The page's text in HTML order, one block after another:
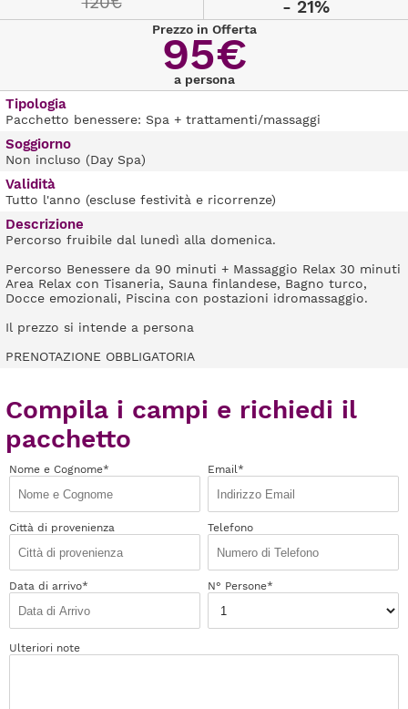
- 21%
Prezzo in Offerta
95€
a persona
Tipologia
Pacchetto benessere: Spa + trattamenti/massaggi
Soggiorno
Non incluso (Day Spa)
Validità
Tutto l'anno (escluse festività e ricorrenze)
Descrizione
Percorso fruibile dal lunedì alla domenica.
Percorso Benessere da 90 minuti + Massaggio Relax 30 minuti
Area Relax con Tisaneria, Sauna finlandese, Bagno turco,
Docce emozionali, Piscina con postazioni idromassaggio.
Il prezzo si intende a persona
PRENOTAZIONE OBBLIGATORIA
Compila i campi e richiedi il
pacchetto
Nome e Cognome* Email*
Città di provenienza Telefono
Data di arrivo* N° Persone*
Ulteriori note